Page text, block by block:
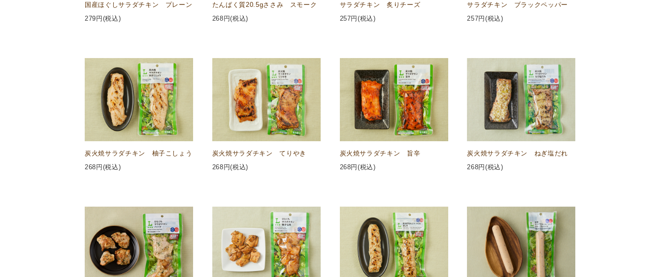
国産ほぐしサラダチキン プレーン
279 円(税込)
たんぱく質20.5gささみ スモーク
268 円(税込)
サラダチキン 炙りチーズ
257円(税込)
サラダチキン ブラックペッパー
257円(税込)
炭火焼サラダチキン 柚子こしょう
268 円(税込)
炭火焼サラダチキン てりやき
268 円(税込)
炭火焼サラダチキン 旨辛
268円(税込)
炭火焼サラダチキン ねぎ塩だれ
268円(税込)